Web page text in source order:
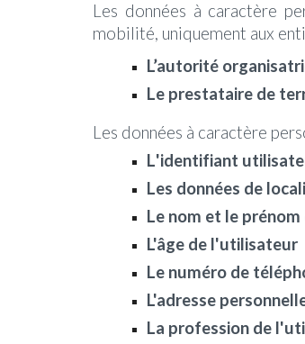
Les données à caractère
mobilité, uniquement aux
L’autorité
Le prestataire de
Les données à caractère
L'identifiant
Les données de
Le nom et le
L'âge de l'utilisateur
Le numéro de
L'adresse
La profession de